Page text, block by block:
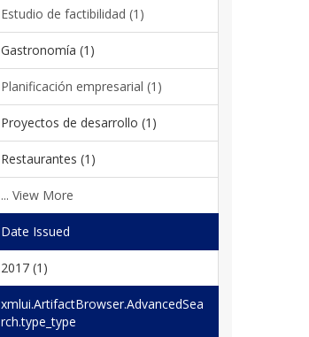
Estudio de factibilidad (1)
Gastronomía (1)
Planificación empresarial (1)
Proyectos de desarrollo (1)
Restaurantes (1)
... View More
Date Issued
2017 (1)
xmlui.ArtifactBrowser.AdvancedSea
rch.type_type